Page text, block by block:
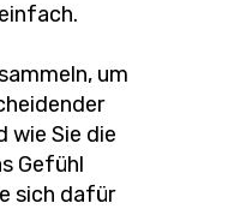
um
wie Sie die
Gefühl
sich dafür